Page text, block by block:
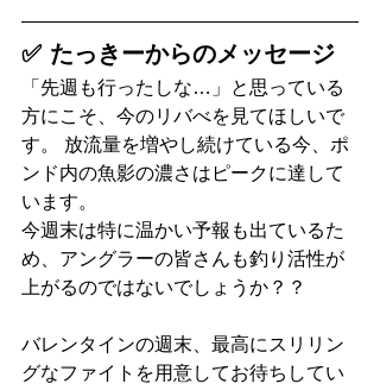
✅ たっきーからのメッセージ
「先週も行ったしな…」と思っている
方にこそ、今のリバべを見てほしいで
す。 放流量を増やし続けている今、ポ
ンド内の魚影の濃さはピークに達して
います。
今週末は特に温かい予報も出ているた
め、アングラーの皆さんも釣り活性が
上がるのではないでしょうか？？
バレンタインの週末、最高にスリリン
グなファイトを用意してお待ちしてい